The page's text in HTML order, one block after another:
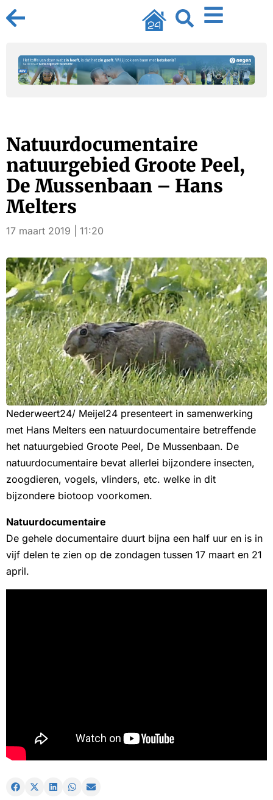
Natuurdocumentaire
natuurgebied Groote Peel,
De Mussenbaan – Hans
Melters
17 maart 2019 | 11:20
Nederweert24/ Meijel24 presenteert in samenwerking
met Hans Melters een natuurdocumentaire betreffende
het natuurgebied Groote Peel, De Mussenbaan. De
natuurdocumentaire bevat allerlei bijzondere insecten,
zoogdieren, vogels, vlinders, etc. welke in dit
bijzondere biotoop voorkomen.
Natuurdocumentaire
De gehele documentaire duurt bijna een half uur en is in
vijf delen te zien op de zondagen tussen 17 maart en 21
april.